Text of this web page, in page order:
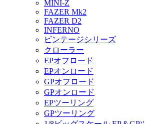
MINI-Z
FAZER Mk2
FAZER D2
INFERNO
ビンテージシリーズ
クローラー
EPオフロード
EPオンロード
GPオフロード
GPオンロード
EPツーリング
GPツーリング